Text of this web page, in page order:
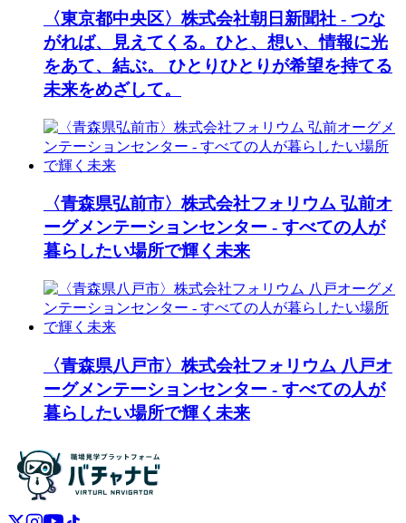
〈東京都中央区〉株式会社朝日新聞社 - つな
がれば、見えてくる。ひと、想い、情報に光
をあて、結ぶ。 ひとりひとりが希望を持てる
未来をめざして。
〈青森県弘前市〉株式会社フォリウム 弘前オ
ーグメンテーションセンター - すべての人が
暮らしたい場所で輝く未来
〈青森県八戸市〉株式会社フォリウム 八戸オ
ーグメンテーションセンター - すべての人が
暮らしたい場所で輝く未来